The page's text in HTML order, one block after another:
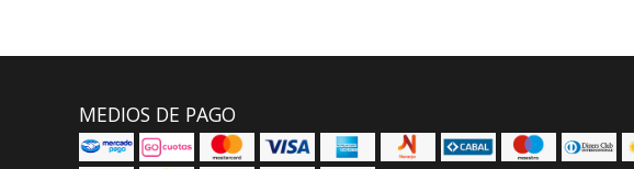
MEDIOS DE PAGO